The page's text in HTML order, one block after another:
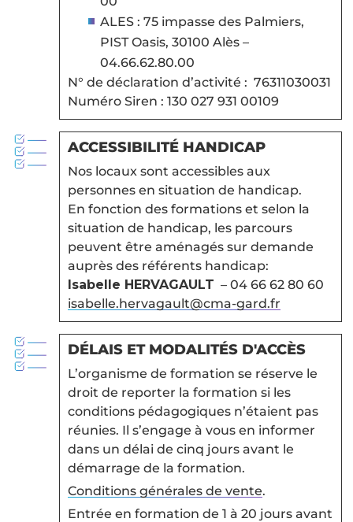
ALES : 75 impasse des Palmiers,
PIST Oasis, 30100 Alès –
04.66.62.80.00
N° de déclaration d’activité : 76311030031
Numéro Siren : 130 027 931 00109
ACCESSIBILITÉ HANDICAP
Nos locaux sont accessibles aux
personnes en situation de handicap.
En fonction des formations et selon la
situation de handicap, les parcours
peuvent être aménagés sur demande
auprès des référents handicap:
Isabelle HERVAGAULT – 04 66 62 80 60
isabelle.hervagault@cma-gard.fr
DÉLAIS ET MODALITÉS D'ACCÈS
L’organisme de formation se réserve le
droit de reporter la formation si les
conditions pédagogiques n’étaient pas
réunies. Il s’engage à vous en informer
dans un délai de cinq jours avant le
démarrage de la formation.
Conditions générales de vente.
Entrée en formation de 1 à 20 jours avant